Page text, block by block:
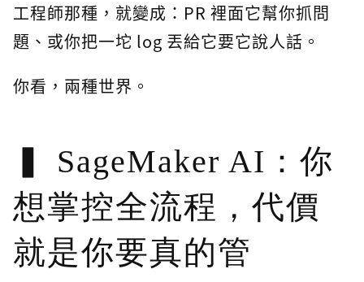
工程師那種，就變成：PR 裡面它幫你抓問
題、或你把一坨 log 丟給它要它說人話。
你看，兩種世界。
SageMaker AI：你
想掌控全流程，代價
就是你要真的管